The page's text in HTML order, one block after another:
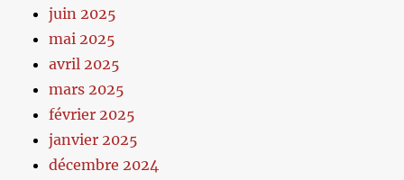
juin 2025
mai 2025
avril 2025
mars 2025
février 2025
janvier 2025
décembre 2024